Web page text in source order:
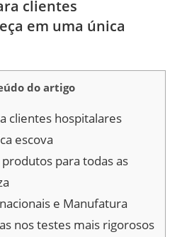
clientes
em uma única
do artigo
clientes hospitalares
escova
para todas as
e Manufatura
nos testes mais rigorosos